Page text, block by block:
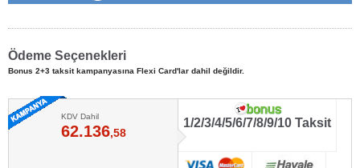
Ödeme Seçenekleri
Bonus 2+3 taksit kampanyasına Flexi Card'lar dahil değildir.
KDV Dahil
62.136,58
1/2/3/4/5/6/7/8/9/10 Taksit